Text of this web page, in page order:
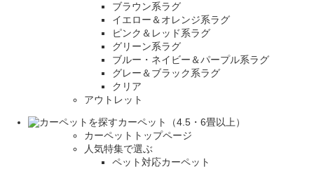
ブラウン系ラグ
イエロー＆オレンジ系ラグ
ピンク＆レッド系ラグ
グリーン系ラグ
ブルー・ネイビー＆パープル系ラグ
グレー＆ブラック系ラグ
クリア
アウトレット
カーペット（4.5・6畳以上）
カーペットトップページ
人気特集で選ぶ
ペット対応カーペット